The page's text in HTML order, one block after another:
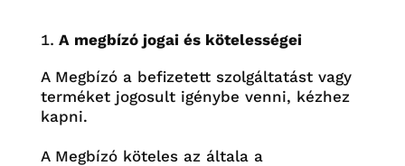
A megbízó jogai és kötelességei
A Megbízó a befizetett szolgáltatást vagy
terméket jogosult igénybe venni, kézhez
kapni.
A Megbízó köteles az általa a